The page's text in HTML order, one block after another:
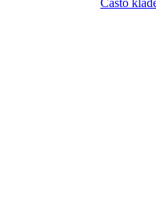
Často